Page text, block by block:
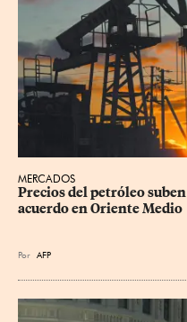
MERCADOS
Precios del petróleo
acuerdo en Oriente Medio
Por AFP